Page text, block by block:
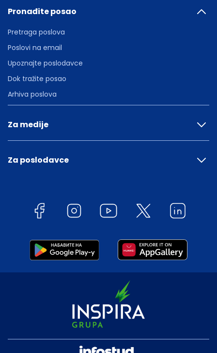
Pronađite posao
Pretraga poslova
Poslovi na email
Upoznajte poslodavce
Dok tražite posao
Arhiva poslova
Za medije
Za poslodavce